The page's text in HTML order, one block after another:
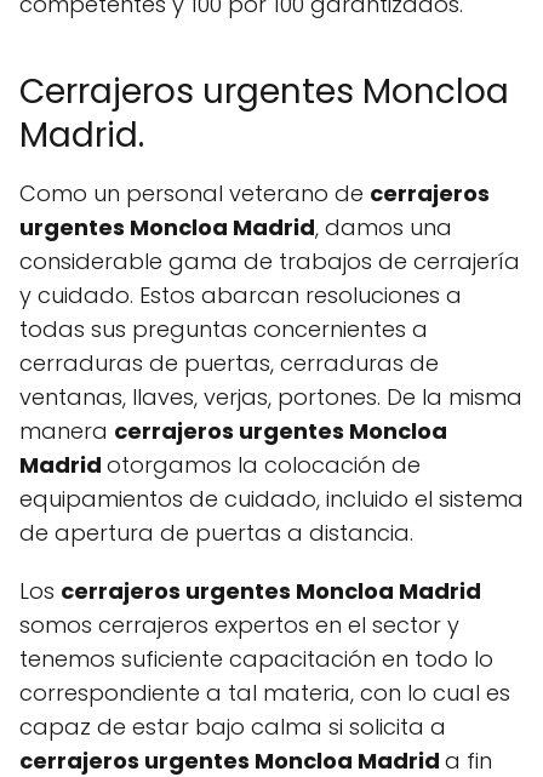
Cerrajeros urgentes Moncloa
Madrid.
Como un personal veterano de cerrajeros
urgentes Moncloa Madrid, damos una
considerable gama de trabajos de cerrajería
y cuidado. Estos abarcan resoluciones a
todas sus preguntas concernientes a
cerraduras de puertas, cerraduras de
ventanas, llaves, verjas, portones. De la misma
manera cerrajeros urgentes Moncloa
Madrid otorgamos la colocación de
equipamientos de cuidado, incluido el sistema
de apertura de puertas a distancia.
Los cerrajeros urgentes Moncloa Madrid
somos cerrajeros expertos en el sector y
tenemos suficiente capacitación en todo lo
correspondiente a tal materia, con lo cual es
capaz de estar bajo calma si solicita a
cerrajeros urgentes Moncloa Madrid a fin